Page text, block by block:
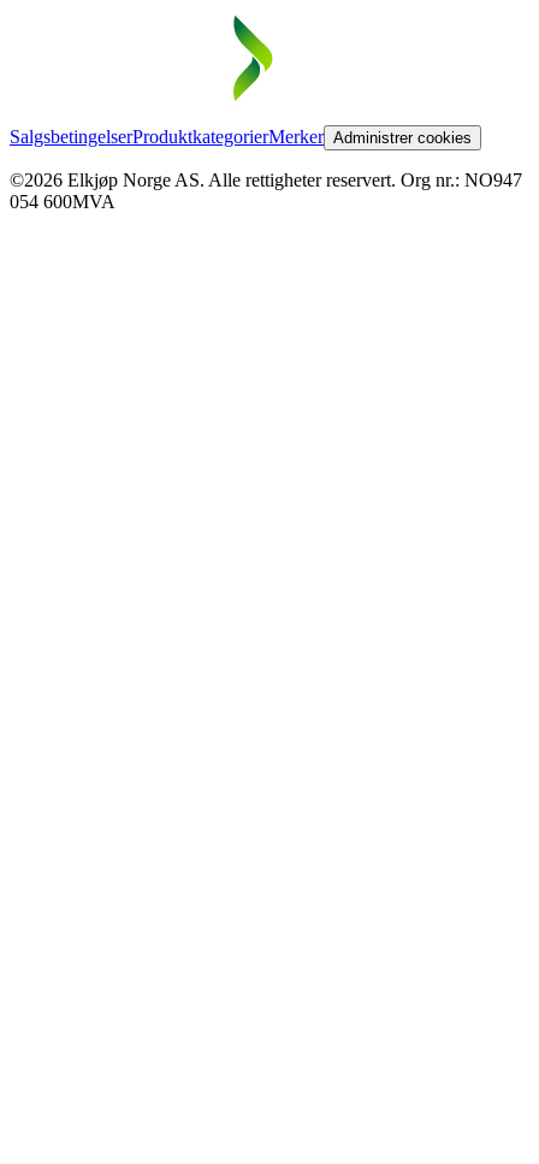
SalgsbetingelserProduktkategorierMerker Administrer cookies
©2026 Elkjøp Norge AS. Alle rettigheter reservert. Org nr.: NO947
054 600MVA